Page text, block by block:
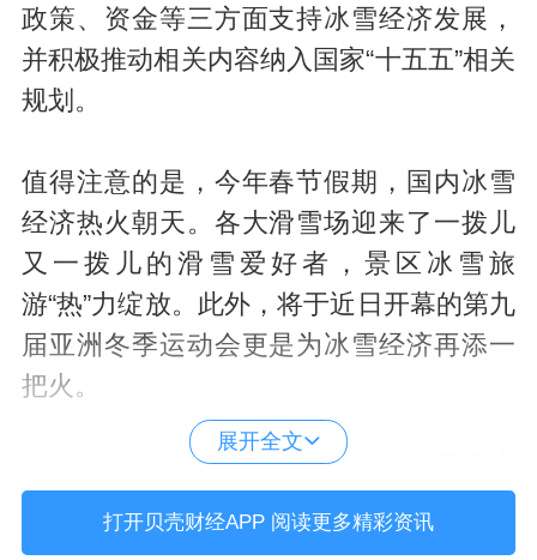
政策、资金等三方面支持冰雪经济发展，
并积极推动相关内容纳入国家“十五五”相关
规划。
值得注意的是，今年春节假期，国内冰雪
经济热火朝天。各大滑雪场迎来了一拨儿
又一拨儿的滑雪爱好者，景区冰雪旅
游“热”力绽放。此外，将于近日开幕的第九
届亚洲冬季运动会更是为冰雪经济再添一
把火。
春节假期消费者乐享冰雪体验，冰雪元素
打造“新”年味
展开全文
打开贝壳财经APP 阅读更多精彩资讯